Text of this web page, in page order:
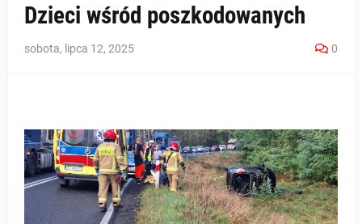
Dzieci wśród poszkodowanych
sobota, lipca 12, 2025 0